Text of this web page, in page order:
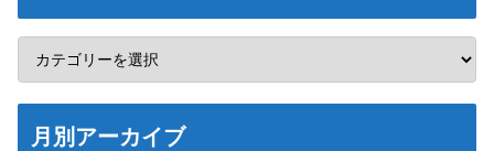
月別アーカイブ